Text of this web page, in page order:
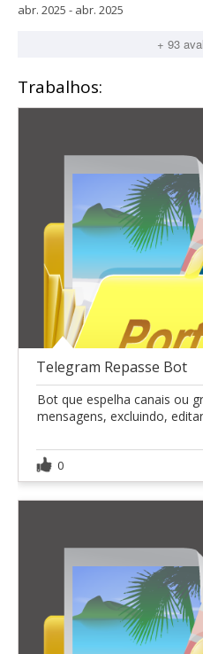
abr. 2025 - abr. 2025
+ 93
Trabalhos:
Telegram Repasse Bot
Bot que espelha canais ou
mensagens, excluindo,
0